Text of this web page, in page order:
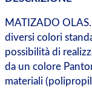
MATIZADO
diversi colori
possibilità di
da un colore
materiali